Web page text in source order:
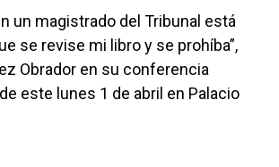
un magistrado del Tribunal está
se revise mi libro y se prohíba”,
Obrador en su conferencia
este lunes 1 de abril en Palacio